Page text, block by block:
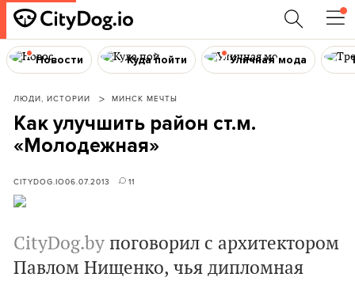
Новости Куда пойти Уличная мода
ЛЮДИ, ИСТОРИИ МИНСК МЕЧТЫ
Как улучшить район ст.м.
«Молодежная»
CITYDOG.IO06.07.2013 11
CityDog.by поговорил с архитектором
Павлом Нищенко, чья дипломная